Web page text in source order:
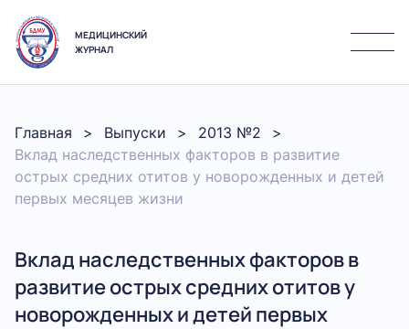
МЕДИЦИНСКИЙ
ЖУРНАЛ
Главная Выпуски
2013 №2
Вклад наследственных факторов в развитие
острых средних отитов у новорожденных и детей
первых месяцев жизни
Вклад наследственных факторов в
развитие острых средних отитов у
новорожденных и детей первых